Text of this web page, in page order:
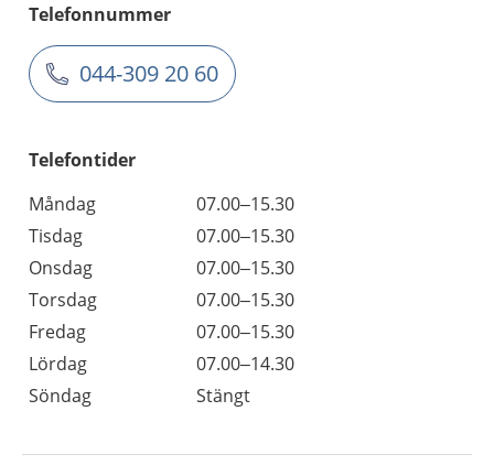
Telefonnummer
044-309 20 60
Telefontider
Måndag
07.00–15.30
Tisdag
07.00–15.30
Onsdag
07.00–15.30
Torsdag
07.00–15.30
Fredag
07.00–15.30
Lördag
07.00–14.30
Söndag
Stängt